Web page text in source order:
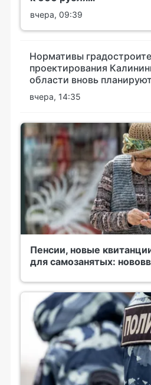
вчера, 09:39
Нормативы
проектирования
области вновь
вчера, 14:35
Пенсии, новые
для самозанятых: